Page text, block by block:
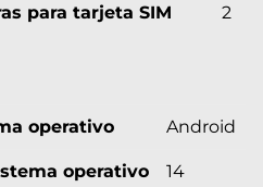
para tarjeta SIM 2
operativo Android
operativo 14